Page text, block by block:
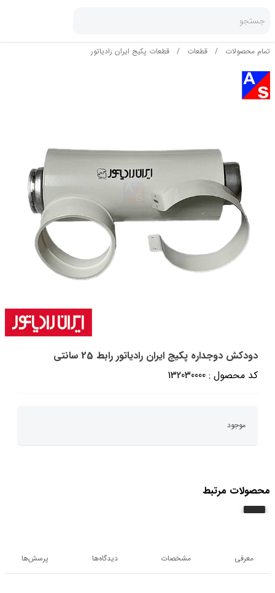
جستجو
تمام محصولات / قطعات / قطعات پکیج ایران رادیاتور
دودکش دوجداره پکیج ایران رادیاتور رابط 25 سانتی
کد محصول : 132030000
موجود
محصولات مرتبط
معرفی مشخصات دیدگاه‌ها پرسش‌ها